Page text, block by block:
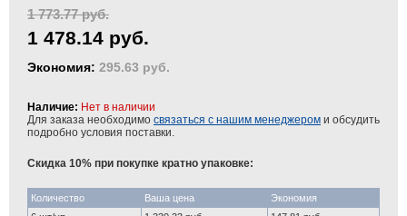
1 773.77 руб.
1 478.14 руб.
Экономия: 295.63 руб.
Наличие: Нет в наличии
Для заказа необходимо связаться с нашим менеджером и обсудить
подробно условия поставки.
Скидка 10% при покупке кратно упаковке:
Количество Ваша цена
Экономия